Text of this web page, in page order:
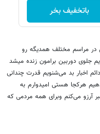
باتخفیف بخر
در مراسم مختلف همدیگه رو
جلوی دوربین برامون زنده میشد
اخبار بد می‌شنویم قدرت چندانی
دهیم هرکجا هستی امیدوارم به
آرزو می‌کنم وبرای همه مردمی که